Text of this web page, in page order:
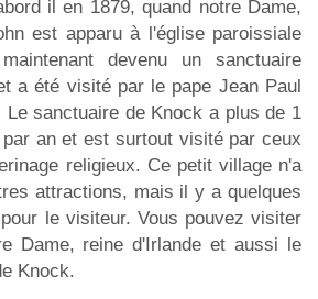
il en 1879, quand notre Dame,
est apparu à l'église paroissiale
devenu un sanctuaire
a été visité par le pape Jean Paul
sanctuaire de Knock a plus de 1
an et est surtout visité par ceux
religieux. Ce petit village n'a
attractions, mais il y a quelques
le visiteur. Vous pouvez visiter
Dame, reine d'Irlande et aussi le
Knock.